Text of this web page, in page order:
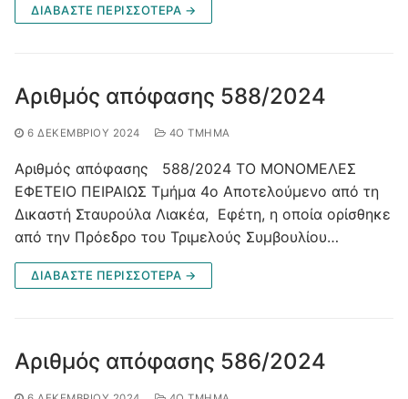
ΔΙΑΒΑΣΤΕ ΠΕΡΙΣΣΟΤΕΡΑ →
Αριθμός απόφασης 588/2024
6 ΔΕΚΕΜΒΡΊΟΥ 2024 4O ΤΜΉΜΑ
Αριθμός απόφασης 588/2024 ΤΟ ΜΟΝΟΜΕΛΕΣ
ΕΦΕΤΕΙΟ ΠΕΙΡΑΙΩΣ Τμήμα 4ο Αποτελούμενο από τη
Δικαστή Σταυρούλα Λιακέα, Εφέτη, η οποία ορίσθηκε
από την Πρόεδρο του Τριμελούς Συμβουλίου…
ΔΙΑΒΑΣΤΕ ΠΕΡΙΣΣΟΤΕΡΑ →
Αριθμός απόφασης 586/2024